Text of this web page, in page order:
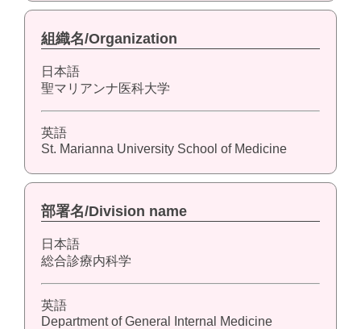
組織名/Organization
日本語
聖マリアンナ医科大学
英語
St. Marianna University School of Medicine
部署名/Division name
日本語
総合診療内科学
英語
Department of General Internal Medicine